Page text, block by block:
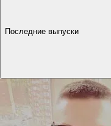
Последние выпуски